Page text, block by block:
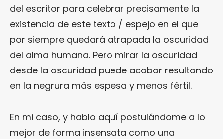
del escritor para celebrar precisamente la
existencia de este texto / espejo en el que
por siempre quedará atrapada la oscuridad
del alma humana. Pero mirar la oscuridad
desde la oscuridad puede acabar resultando
en la negrura más espesa y menos fértil.
En mi caso, y hablo aquí postulándome a lo
mejor de forma insensata como una